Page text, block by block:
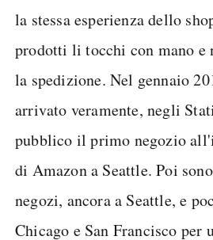
la stessa esperienza dello
prodotti li tocchi con mano e
la spedizione. Nel gennaio
arrivato veramente, negli
pubblico il primo negozio
di Amazon a Seattle. Poi
negozi, ancora a Seattle, e
Chicago e San Francisco per